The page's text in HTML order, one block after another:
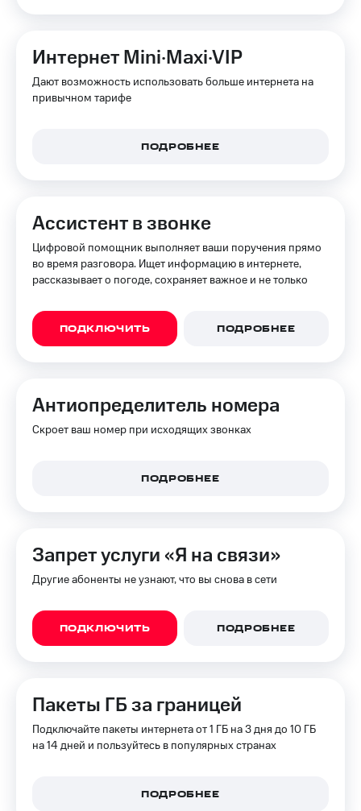
Интернет Mini·Maxi·VIP
Дают возможность использовать больше интернета на
привычном тарифе
ПОДРОБНЕЕ
Ассистент в звонке
Цифровой помощник выполняет ваши поручения прямо
во время разговора. Ищет информацию в интернете,
рассказывает о погоде, сохраняет важное и не только
ПОДКЛЮЧИТЬ ПОДРОБНЕЕ
Анти­определитель номера
Скроет ваш номер при исходящих звонках
ПОДРОБНЕЕ
Запрет услуги «Я на связи»
Другие абоненты не узнают, что вы снова в сети
ПОДКЛЮЧИТЬ ПОДРОБНЕЕ
Пакеты ГБ за границей
Подключайте пакеты интернета от 1 ГБ на 3 дня до 10 ГБ
на 14 дней и пользуйтесь в популярных странах
ПОДРОБНЕЕ